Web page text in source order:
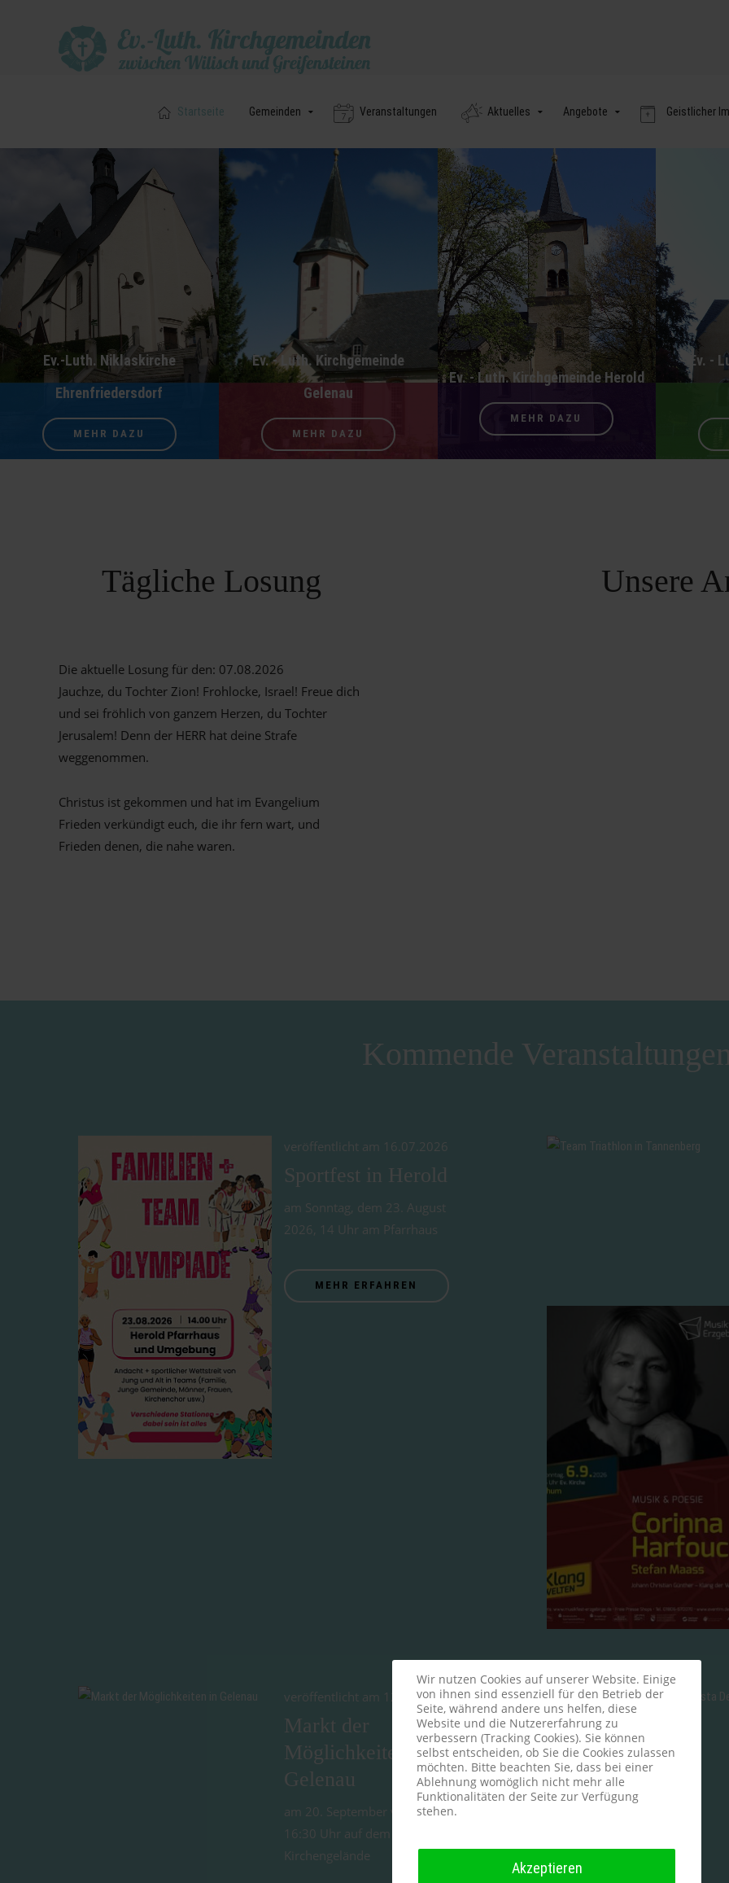
Startseite Gemeinden Veranstaltungen Aktuelles Angebote Geistlicher
Ev.-Luth. Niklaskirche
Ehrenfriedersdorf
MEHR DAZU
Ev. - Luth. Kirchgemeinde
Gelenau
MEHR DAZU
Ev. - Luth. Kirchgemeinde Herold
MEHR DAZU
Ev. -
Tägliche Losung
Die aktuelle Losung für den: 07.08.2026
Jauchze, du Tochter Zion! Frohlocke, Israel! Freue dich
und sei fröhlich von ganzem Herzen, du Tochter
Jerusalem! Denn der HERR hat deine Strafe
weggenommen.
Christus ist gekommen und hat im Evangelium
Frieden verkündigt euch, die ihr fern wart, und
Frieden denen, die nahe waren.
Unsere
Kommende
veröffentlicht am 16.07.2026
Sportfest in Herold
am Sonntag, dem 23. August
2026, 14 Uhr am Pfarrhaus
MEHR ERFAHREN
veröffentlicht am 12.05.2026
Markt der
Möglichkeiten in
Gelenau
am 20. September von 11 bis
16:30 Uhr auf dem
Kirchengelände
Wir nutzen Cookies auf unserer Website. Einige
von ihnen sind essenziell für den Betrieb der
Seite, während andere uns helfen, diese
Website und die Nutzererfahrung zu
verbessern (Tracking Cookies). Sie können
selbst entscheiden, ob Sie die Cookies zulassen
möchten. Bitte beachten Sie, dass bei einer
Ablehnung womöglich nicht mehr alle
Funktionalitäten der Seite zur Verfügung
stehen.
Akzeptieren